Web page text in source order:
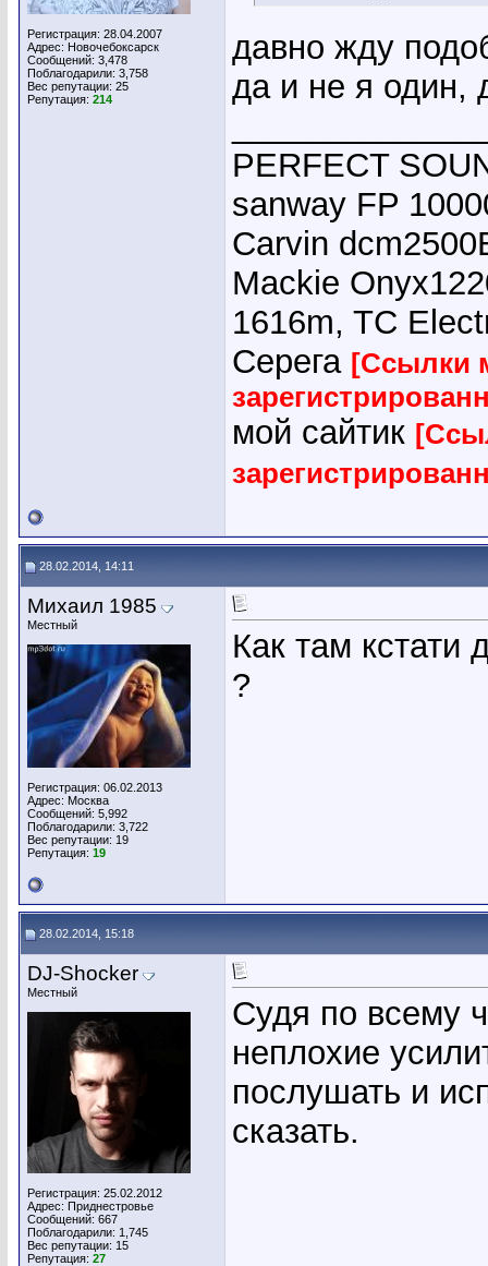
Регистрация: 28.04.2007
Адрес: Новочебоксарск
Сообщений: 3,478
Поблагодарили: 3,758
Вес репутации: 25
Репутация: 214
давно жду
да и не я один,
PERFECT
sanway FP
Carvin
Mackie
1616m, TC
Серега [Ссылки
мой сайтик
28.02.2014, 14:11
Михаил 1985
Местный
Регистрация: 06.02.2013
Адрес: Москва
Сообщений: 5,992
Поблагодарили: 3,722
Вес репутации: 19
Репутация: 19
Как там кстати
?
28.02.2014, 15:18
DJ-Shocker
Местный
Регистрация: 25.02.2012
Адрес: Приднестровье
Сообщений: 667
Поблагодарили: 1,745
Вес репутации: 15
Репутация: 27
Судя по всему
неплохие
послушать и
сказать.